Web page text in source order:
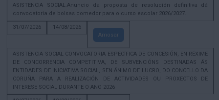
ASISTENCIA SOCIAL.Anuncio da proposta de resolución definitiva dá
convocatoria de bolsas comedor para o curso escolar 2026/2027.
31/07/2026
14/08/2026
Amosar
ASISTENCIA SOCIAL CONVOCATORIA ESPECÍFICA DE CONCESIÓN, EN RÉXIME
DE CONCORRENCIA COMPETITIVA, DE SUBVENCIÓNS DESTINADAS ÁS
ENTIDADES DE INICIATIVA SOCIAL, SEN ÁNIMO DE LUCRO, DO CONCELLO DA
CORUÑA PARA A REALIZACIÓN DE ACTIVIDADES OU PROXECTOS DE
INTERESE SOCIAL DURANTE O ANO 2026